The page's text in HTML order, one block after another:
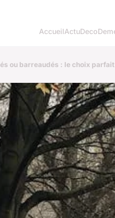
AccueilActuDeco
ou barreaudés : le choix